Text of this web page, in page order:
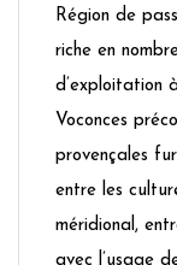
Région de
riche en
d’exploitation
Voconces
provençales
entre les
méridional,
avec l’usage